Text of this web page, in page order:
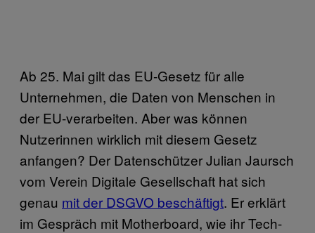
Ab 25. Mai gilt das EU-Gesetz für alle
Unternehmen, die Daten von Menschen in
der EU-verarbeiten. Aber was können
Nutzerinnen wirklich mit diesem Gesetz
anfangen? Der Datenschützer Julian Jaursch
vom Verein Digitale Gesellschaft hat sich
genau mit der DSGVO beschäftigt. Er erklärt
im Gespräch mit Motherboard, wie ihr Tech-